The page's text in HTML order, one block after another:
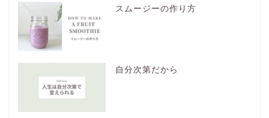
スムージーの作り方
自分次第だから